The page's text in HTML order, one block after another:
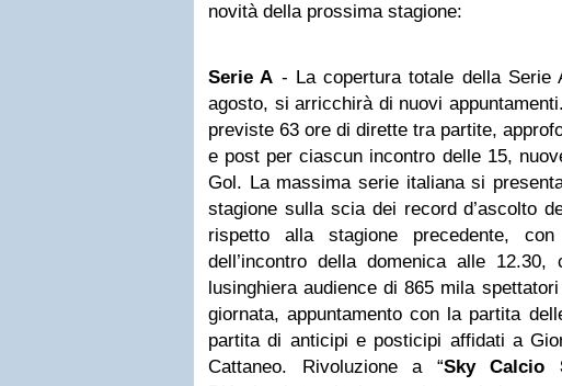
novità della prossima stagione:
Serie A - La copertura totale della Serie
agosto, si arricchirà di nuovi
previste 63 ore di dirette tra partite,
e post per ciascun incontro delle 15,
Gol. La massima serie italiana si
stagione sulla scia dei record d’ascolto
rispetto alla stagione precedente,
dell’incontro della domenica alle
lusinghiera audience di 865 mila
giornata, appuntamento con la partita
partita di anticipi e posticipi affidati a
Cattaneo. Rivoluzione a “Sky Calcio